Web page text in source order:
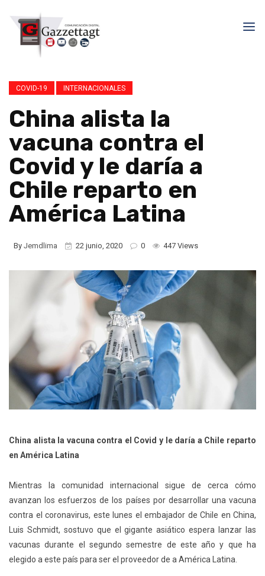
COVID-19 INTERNACIONALES
China alista la
vacuna contra el
Covid y le daría a
Chile reparto en
América Latina
By Jemdlima 22 junio, 2020 0 447 Views
China alista la vacuna contra el Covid y le daría a Chile reparto
en América Latina
Mientras la comunidad internacional sigue de cerca cómo
avanzan los esfuerzos de los países por desarrollar una vacuna
contra el coronavirus, este lunes el embajador de Chile en China,
Luis Schmidt, sostuvo que el gigante asiático espera lanzar las
vacunas durante el segundo semestre de este año y que ha
elegido a este país para ser el proveedor de a América Latina.